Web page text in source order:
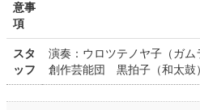
意事
項
スタ
ッフ
演奏：ウロツテノヤ子（ガム
創作芸能団 黒拍子（和太鼓）